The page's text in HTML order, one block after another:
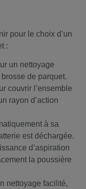
pour le choix d’un
:
un nettoyage
de parquet.
couvrir l’ensemble
rayon d’action
à sa
est déchargée.
d’aspiration
la poussière
nettoyage facilité,